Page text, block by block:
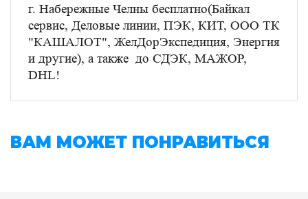
г. Набережные Челны бесплатно(Байкал
сервис, Деловые линии, ПЭК, КИТ, ООО ТК
"КАШАЛОТ", ЖелДорЭкспедиция, Энергия
и другие), а также до СДЭК, МАЖОР,
DHL!
ВАМ МОЖЕТ ПОНРАВИТЬСЯ